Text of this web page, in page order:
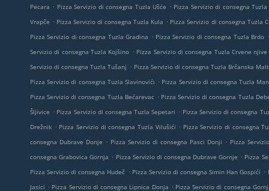
Pecara . Pizza Servizio di consegna Tuzla Ušće . Pizza Servizio di consegna Tuzla
Vrapče . Pizza Servizio di consegna Tuzla Kula . Pizza Servizio di consegna Tuzla
Pizza Servizio di consegna Tuzla Gradina . Pizza Servizio di consegna Tuzla Brdo .
Servizio di consegna Tuzla Kojšino . Pizza Servizio di consegna Tuzla Crvene njive
Servizio di consegna Tuzla Tušanj . Pizza Servizio di consegna Tuzla Brčanska
Pizza Servizio di consegna Tuzla Slavinovići . Pizza Servizio di consegna Tuzla
Pizza Servizio di consegna Tuzla Bećarevac . Pizza Servizio di consegna Tuzla
Šljivice . Pizza Servizio di consegna Tuzla Sepetari . Pizza Servizio di consegna
Drežnik . Pizza Servizio di consegna Tuzla Vilušići . Pizza Servizio di consegna
consegna Dubrave Donje . Pizza Servizio di consegna Pasci Donji . Pizza
consegna Grabovica Gornja . Pizza Servizio di consegna Dubrave Gornje . Pizza
Pizza Servizio di consegna Hudeč . Pizza Servizio di consegna Simin Han Gospići .
Jasici . Pizza Servizio di consegna Lipnica Donja . Pizza Servizio di consegna